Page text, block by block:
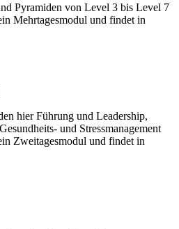
Pyramiden von Level 3 bis Level 7
Mehrtagesmodul und findet in
hier Führung und Leadership,
und Stressmanagement
Zweitagesmodul und findet in